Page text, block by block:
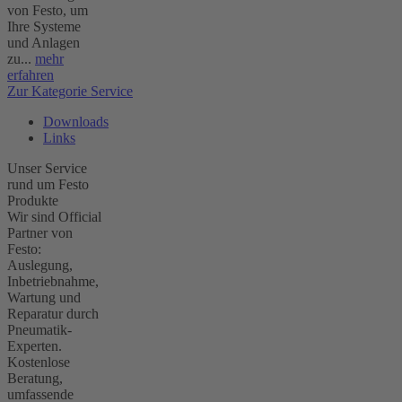
von Festo, um
Ihre Systeme
und Anlagen
zu... mehr
erfahren
Zur Kategorie Service
Downloads
Links
Unser Service
rund um Festo
Produkte
Wir sind Official
Partner von
Festo:
Auslegung,
Inbetriebnahme,
Wartung und
Reparatur durch
Pneumatik-
Experten.
Kostenlose
Beratung,
umfassende